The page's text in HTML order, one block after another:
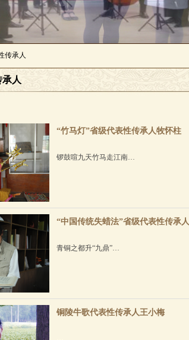
人
“竹马灯”省级代表性传承人牧怀柱
锣鼓喧九天竹马走江南
“中国传统失蜡法”省级代表性传承
青铜之都升“九鼎”
铜陵牛歌代表性传承人王小梅
传承人